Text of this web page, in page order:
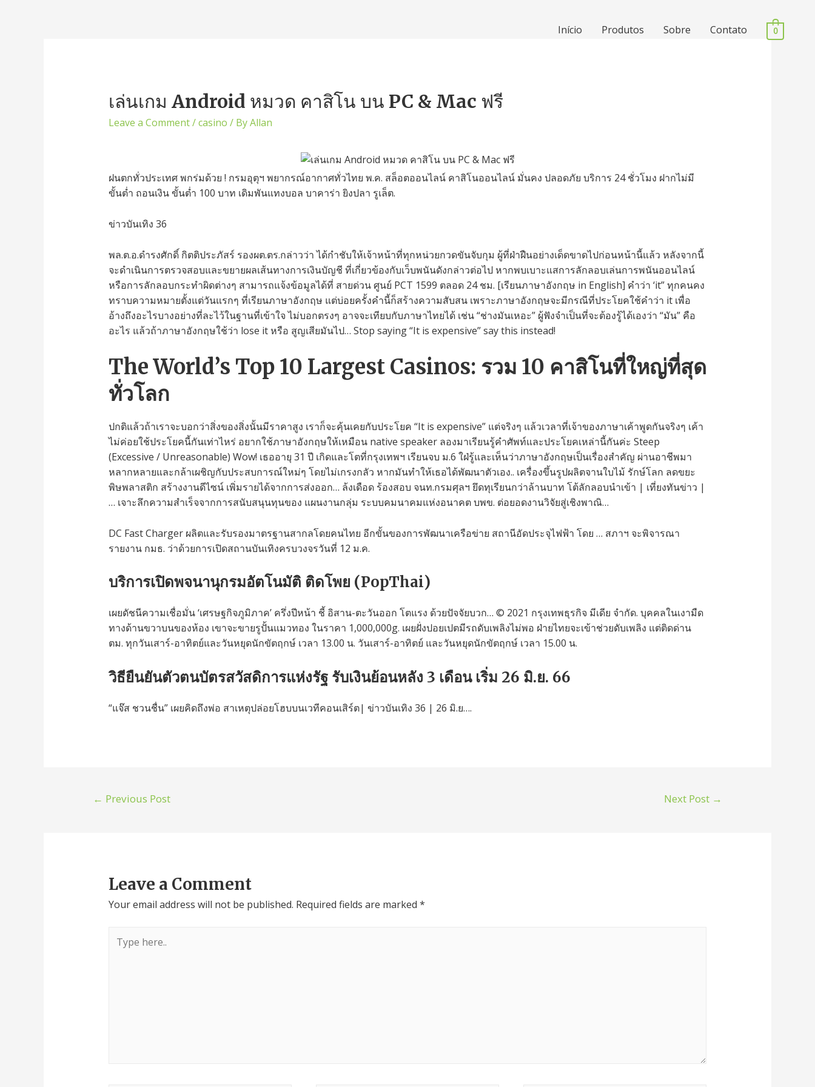
Início Produtos Sobre Contato 0
เล่นเกม Android หมวด คาสิโน บน PC & Mac ฟรี
Leave a Comment/casino / ByAllan
ฝนตกทั่วประเทศ พกร่มด้วย ! กรมอุตุฯ พยากรณ์อากาศทั่วไทย พ.ค. สล็อตออนไลน์ คาสิโนออนไลน์ มั่นคง ปลอดภัย บริการ 24 ชั่วโมง ฝากไม่มี
ขั้น​ต่ำ ถอนเงิน ขั้นต่ำ 100 บาท เดิมพันแทงบอล บาคาร่า ยิงปลา รูเล็ต.
ข่าวบันเทิง 36
พล.ต.อ.ดำรงศักดิ์ กิตติประภัสร์ รองผต.ตร.กล่าวว่า ได้กำชับให้เจ้าหน้าที่ทุกหน่วยกวดขันจับกุม ผู้ที่ฝ่าฝืนอย่างเด็ดขาดไปก่อนหน้านี้แล้ว หลังจากนี้
จะดำเนินการตรวจสอบและขยายผลเส้นทางการเงินบัญชี ที่เกี่ยวข้องกับเว็บพนันดังกล่าวต่อไป หากพบเบาะแสการลักลอบเล่นการพนันออนไลน์
หรือการลักลอบกระทำผิดต่างๆ สามารถแจ้งข้อมูลได้ที่ สายด่วน ศูนย์ PCT 1599 ตลอด 24 ชม. [เรียนภาษาอังกฤษ in English] คำว่า ‘it” ทุกคนคง
ทราบความหมายตั้งแต่วันแรกๆ ที่เรียนภาษาอังกฤษ แต่บ่อยครั้งคำนี้ก็สร้างความสับสน เพราะภาษาอังกฤษจะมีกรณีที่ประโยคใช้คำว่า it เพื่อ
อ้างถึงอะไรบางอย่างที่ละไว้ในฐานที่เข้าใจ ไม่บอกตรงๆ อาจจะเทียบกับภาษาไทยได้ เช่น “ช่างมันเหอะ” ผู้ฟังจำเป็นที่จะต้องรู้ได้เองว่า “มัน” คือ
อะไร แล้วถ้าภาษาอังกฤษใช้ว่า lose it หรือ สูญเสียมันไป… Stop saying “It is expensive” say this instead!
The World’s Top 10 Largest Casinos: รวม 10 คาสิโนที่ใหญ่ที่สุด
ทั่วโลก
ปกติแล้วถ้าเราจะบอกว่าสิ่งของสิ่งนั้นมีราคาสูง เราก็จะคุ้นเคยกับประโยค “It is expensive” แต่จริงๆ แล้วเวลาที่เจ้าของภาษาเค้าพูดกันจริงๆ เค้า
ไม่ค่อยใช้ประโยคนี้กันเท่าไหร่ อยากใช้ภาษาอังกฤษให้เหมือน native speaker ลองมาเรียนรู้คำศัพท์และประโยคเหล่านี้กันค่ะ Steep
(Excessive / Unreasonable) Wow! เธออายุ 31 ปี เกิดและโตที่กรุงเทพฯ เรียนจบ ม.6 ใฝ่รู้และเห็นว่าภาษาอังกฤษเป็นเรื่องสำคัญ ผ่านอาชีพมา
หลากหลายและกล้าเผชิญกับประสบการณ์ใหม่ๆ โดยไม่เกรงกลัว หากมันทำให้เธอได้พัฒนาตัวเอง.. เครื่องขึ้นรูปผลิตจานใบไม้ รักษ์โลก ลดขยะ
พิษพลาสติก สร้างงานดีไซน์ เพิ่มรายได้จากการส่งออก… ล้งเดือด ร้องสอบ จนท.กรมศุลฯ ยึดทุเรียนกว่าล้านบาท โต้ลักลอบนำเข้า | เที่ยงทันข่าว |
… เจาะลึกความสำเร็จจากการสนับสนุนทุนของ แผนงานกลุ่ม ระบบคมนาคมแห่งอนาคต บพข. ต่อยอดงานวิจัยสู่เชิงพาณิ…
DC Fast Charger ผลิตและรับรองมาตรฐานสากลโดยคนไทย อีกขั้นของการพัฒนาเครือข่าย สถานีอัดประจุไฟฟ้า โดย … สภาฯ จะพิจารณา
รายงาน กมธ. ว่าด้วยการเปิดสถานบันเทิงครบวงจรวันที่ 12 ม.ค.
บริการเปิดพจนานุกรมอัตโนมัติ ติดโพย (PopThai)
เผยดัชนีความเชื่อมั่น ‘เศรษฐกิจภูมิภาค’ ครึ่งปีหน้า ชี้ อิสาน-ตะวันออก โตแรง ด้วยปัจจัยบวก… © 2021 กรุงเทพธุรกิจ มีเดีย จำกัด. บุคคลในเงามืด
ทางด้านขวาบนของห้อง เขาจะขายรูปั้นแมวทอง ในราคา 1,000,000g. เผยฝั่งปอยเปตมีรถดับเพลิงไม่พอ ฝ่ายไทยจะเข้าช่วยดับเพลิง แต่ติดด่าน
ตม. ทุกวันเสาร์-อาทิตย์และวันหยุดนักขัตฤกษ์ เวลา 13.00 น. วันเสาร์-อาทิตย์ และวันหยุดนักขัตฤกษ์ เวลา 15.00 น.
วิธียืนยันตัวตนบัตรสวัสดิการแห่งรัฐ รับเงินย้อนหลัง 3 เดือน เริ่ม 26 มิ.ย. 66
“แจ๊ส ชวนชื่น” เผยคิดถึงพ่อ สาเหตุปล่อยโฮบบนเวทีคอนเสิร์ต| ข่าวบันเทิง 36 | 26 มิ.ย….
← Previous Post Next Post →
Leave a Comment
Your email address will not be published. Required fields are marked *